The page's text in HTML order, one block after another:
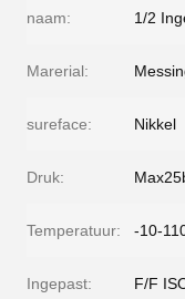
naam: 1/2
Marerial:
sureface: Nikkel
Druk:
Temperatuur: -10-
Ingepast: F/F